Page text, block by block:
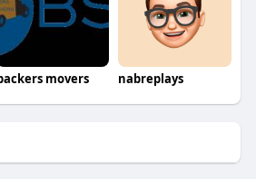
movers nabreplays